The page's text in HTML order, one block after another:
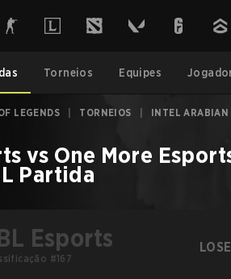
Torneios Equipes
LEGENDS TORNEIOS INTEL ARABIAN
vs One More
Partida
Esports
#167
LOSE